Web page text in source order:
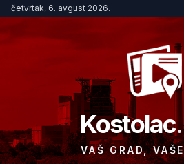
četvrtak, 6. avgust 2026.
Kostolac
VAŠ GRAD,